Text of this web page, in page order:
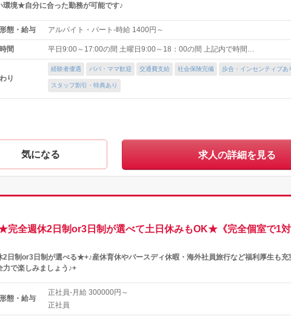
環境★自分に合った勤務が可能です♪
態・給与 アルバイト・パート-時給 1400円～
間 平日9:00～17:00の間 土曜日9:00～18：00の間 上記内で時間…
り
経験者優遇 パパ・ママ歓迎 交通費支給 社会保険完備 歩合・インセンティブあ
スタッフ割引・特典あり
気になる 求人の詳細を見る
完全週休2日制or3日制が選べて土日休みもOK★《完全個室で1対
日制or3日制が選べる★+♪産休育休やバースディ休暇・海外社員旅行など福利厚生も充
力で楽しみましょう♪+
態・給与
正社員-月給 300000円～
正社員